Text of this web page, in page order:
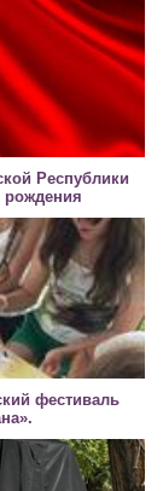
Республики
рождения
фестиваль